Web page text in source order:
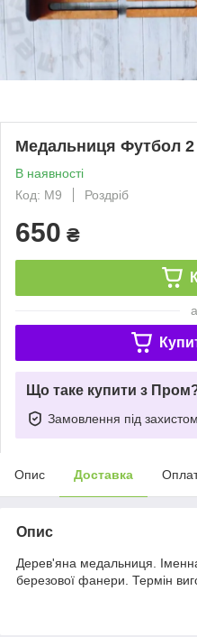
Медальниця Футбол 2
В наявності
Код: М9
Роздріб
650 ₴
Що таке купити з
Замовлення під захистом
Опис Доставка
Опис
Дерев'яна медальниця.
березової фанери. Термін